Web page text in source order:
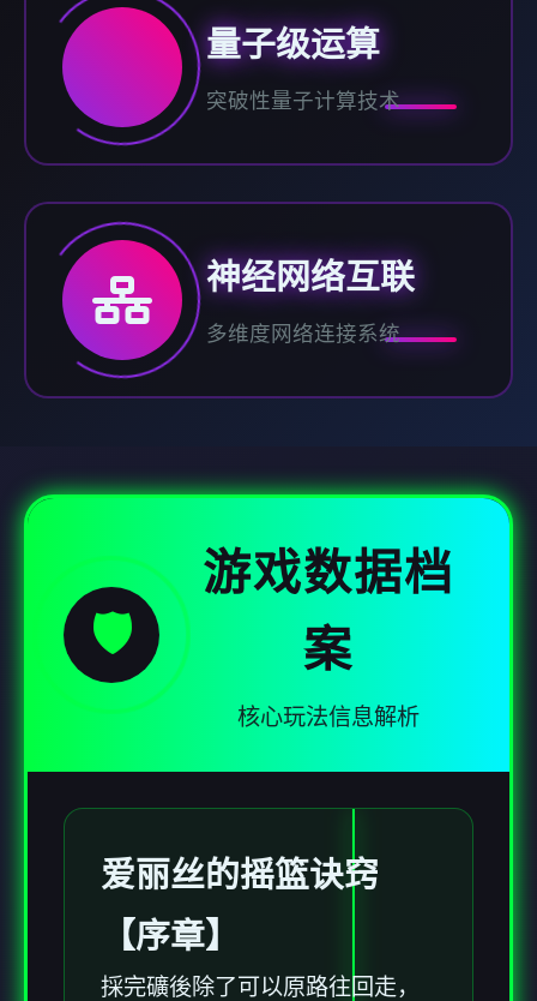
量子级运算
突破性量子计算技术
神经网络互联
多维度网络连接系统
🛡️
游戏数据档
案
核心玩法信息解析
爱丽丝的摇篮诀窍
【序章】
採完礦後除了可以原路往回走，